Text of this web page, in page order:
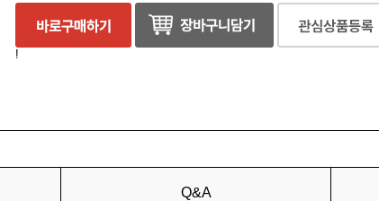
!
Q&A